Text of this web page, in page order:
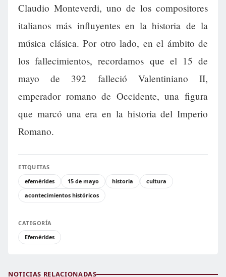
Claudio Monteverdi, uno de los compositores
italianos más influyentes en la historia de la
música clásica. Por otro lado, en el ámbito de
los fallecimientos, recordamos que el 15 de
mayo de 392 falleció Valentiniano II,
emperador romano de Occidente, una figura
que marcó una era en la historia del Imperio
Romano.
ETIQUETAS
efemérides
15 de mayo historia
cultura
acontecimientos históricos
CATEGORÍA
Efemérides
NOTICIAS RELACIONADAS